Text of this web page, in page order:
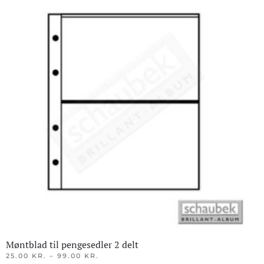
Møntblad til pengesedler 2 delt
25.00 KR. – 99.00 KR.